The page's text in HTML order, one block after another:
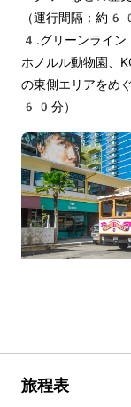
（運行間隔：約
4.グリーンライン
ホノルル動物園、
の東側エリアをめ
60分）
旅程表